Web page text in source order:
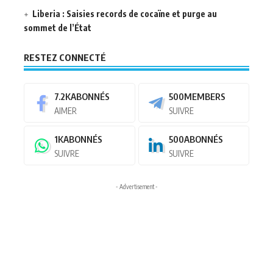
Liberia : Saisies records de cocaïne et purge au
sommet de l’État
RESTEZ CONNECTÉ
7.2KABONNÉS
AIMER
500MEMBERS
SUIVRE
1KABONNÉS
SUIVRE
500ABONNÉS
SUIVRE
- Advertisement -